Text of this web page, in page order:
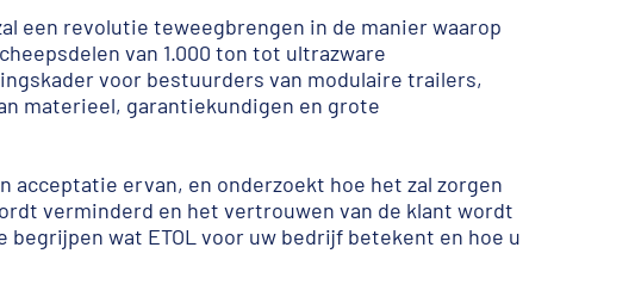
een revolutie teweegbrengen in de manier waarop
van 1.000 ton tot ultrazware
voor bestuurders van modulaire trailers,
materieel, garantiekundigen en grote
acceptatie ervan, en onderzoekt hoe het zal zorgen
verminderd en het vertrouwen van de klant wordt
wat ETOL voor uw bedrijf betekent en hoe u